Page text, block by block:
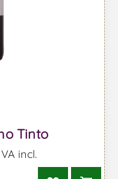
Tinto
incl.